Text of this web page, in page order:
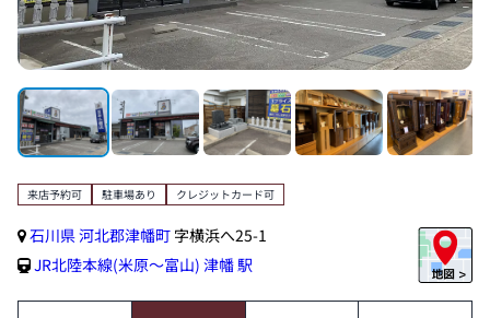
来店予約可 駐車場あり クレジットカード可
石川県河北郡津幡町 字横浜へ25-1
JR北陸本線(米原～富山) 津幡 駅